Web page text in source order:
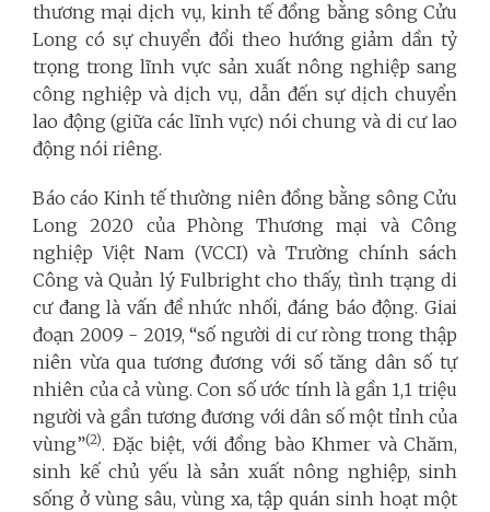
thương mại dịch vụ, kinh tế đồng bằng sông Cửu
Long có sự chuyển đổi theo hướng giảm dần tỷ
trọng trong lĩnh vực sản xuất nông nghiệp sang
công nghiệp và dịch vụ, dẫn đến sự dịch chuyển
lao động (giữa các lĩnh vực) nói chung và di cư lao
động nói riêng.
Báo cáo Kinh tế thường niên đồng bằng sông Cửu
Long 2020 của Phòng Thương mại và Công
nghiệp Việt Nam (VCCI) và Trường chính sách
Công và Quản lý Fulbright cho thấy, tình trạng di
cư đang là vấn đề nhức nhối, đáng báo động. Giai
đoạn 2009 - 2019, “số người di cư ròng trong thập
niên vừa qua tương đương với số tăng dân số tự
nhiên của cả vùng. Con số ước tính là gần 1,1 triệu
người và gần tương đương với dân số một tỉnh của
vùng”(2). Đặc biệt, với đồng bào Khmer và Chăm,
sinh kế chủ yếu là sản xuất nông nghiệp, sinh
sống ở vùng sâu, vùng xa, tập quán sinh hoạt một